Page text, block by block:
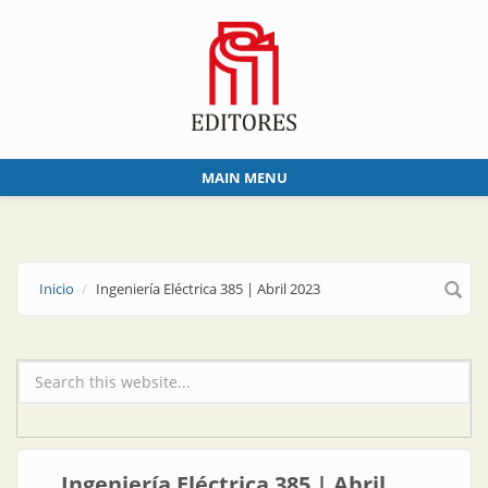
MAIN MENU
Inicio Ingeniería Eléctrica 385 | Abril 2023
Formulario de búsqueda